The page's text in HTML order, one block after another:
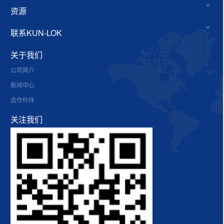
资源
联系KUN-LOK
关于我们
公司简介
新闻中心
合作伙伴
关注我们